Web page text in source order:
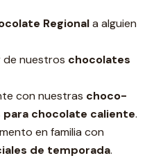
Regionala alguien
de nuestros chocolates
con nuestras choco-
chocolate caliente.
en familia con
de temporada.